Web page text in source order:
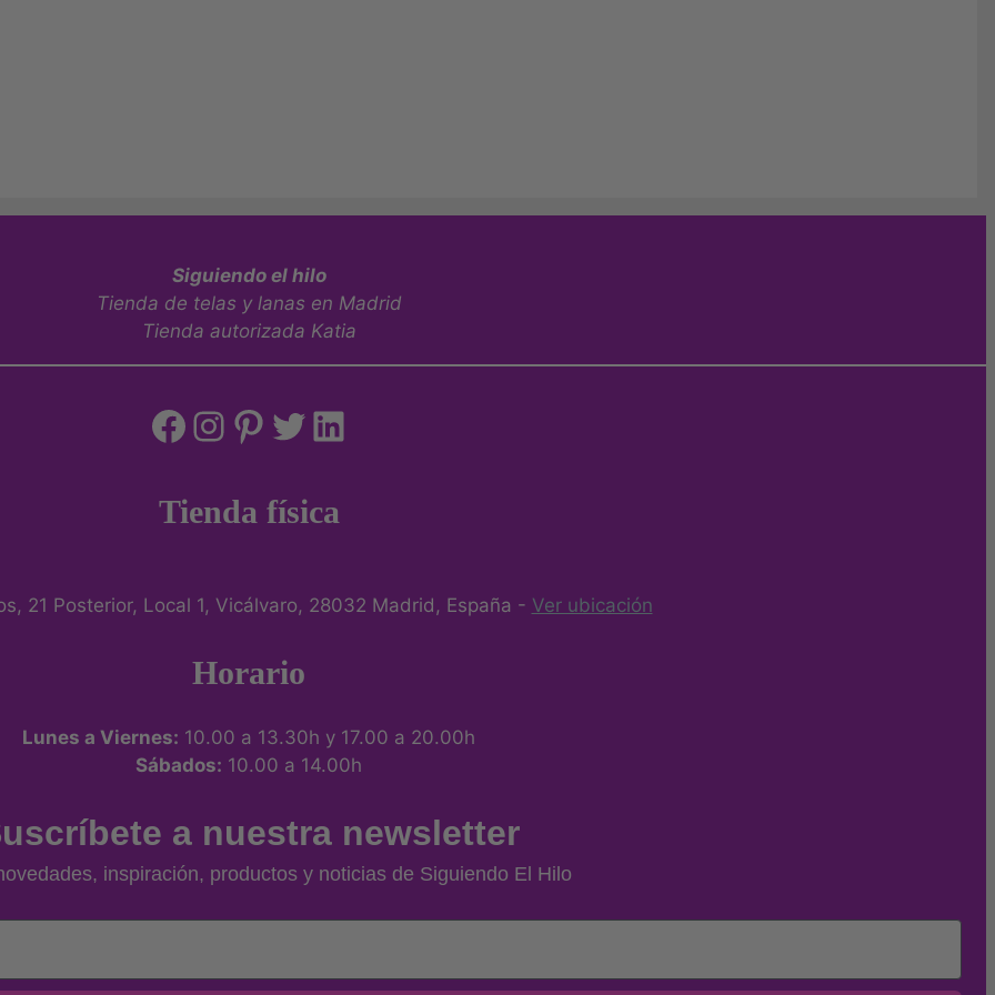
Siguiendo el hilo
Tienda de telas y lanas en Madrid
Tienda autorizada Katia
Facebook
Instagram
Pinterest
Twitter
LinkedIn
Tienda física
21 Posterior, Local 1, Vicálvaro, 28032 Madrid, España - Ver ubicación
Horario
Lunes a Viernes: 10.00 a 13.30h y 17.00 a 20.00h
Sábados: 10.00 a 14.00h
a nuestra newsletter
inspiración, productos y noticias de Siguiendo El Hilo